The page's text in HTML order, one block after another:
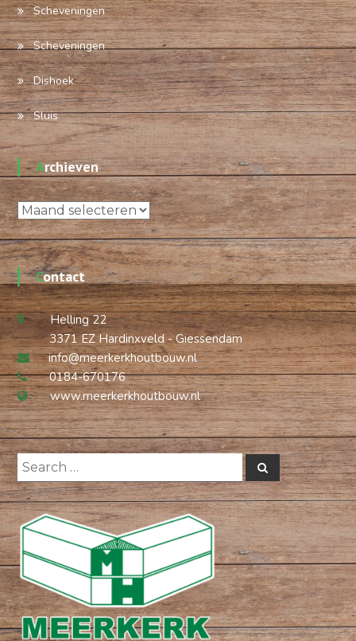
Scheveningen
Scheveningen
Dishoek
Sluis
Archieven
Archieven
Contact
Helling 22
3371 EZ Hardinxveld - Giessendam
info@meerkerkhoutbouw.nl
0184-670176
www.meerkerkhoutbouw.nl
Search
for:
Search